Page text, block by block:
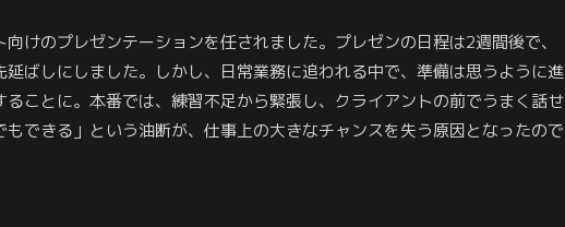
けのプレゼンテーションを任されました。プレゼンの日程は2週間後で、
延ばしにしました。しかし、日常業務に追われる中で、準備は思うように進
ことに。本番では、練習不足から緊張し、クライアントの前でうまく話せ
できる」という油断が、仕事上の大きなチャンスを失う原因となったので